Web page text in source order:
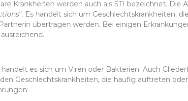
Krankheiten werden auch als STI bezeichnet. Die
“. Es handelt sich um Geschlechtskrankheiten,
übertragen werden. Bei einigen
es sich um Viren oder Bakterien. Auch
Geschlechtskrankheiten, die häufig auftreten